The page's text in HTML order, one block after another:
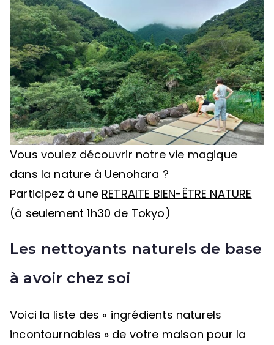
Vous voulez découvrir notre vie magique
dans la nature à Uenohara ?
Participez à une RETRAITE BIEN-ÊTRE NATURE
(à seulement 1h30 de Tokyo)
Les nettoyants naturels de base
à avoir chez soi
Voici la liste des « ingrédients naturels
incontournables » de votre maison pour la